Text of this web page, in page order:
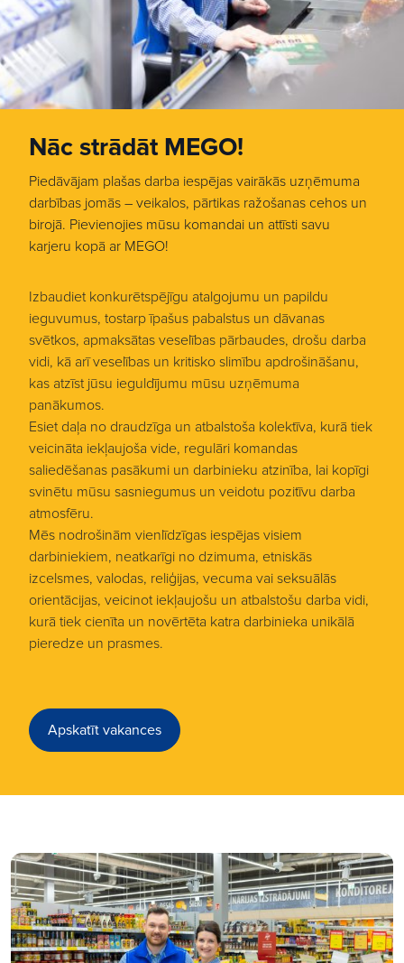
Nāc strādāt MEGO!
Piedāvājam plašas darba iespējas vairākās uzņēmuma
darbības jomās – veikalos, pārtikas ražošanas cehos un
birojā. Pievienojies mūsu komandai un attīsti savu
karjeru kopā ar MEGO!
Izbaudiet konkurētspējīgu atalgojumu un papildu
ieguvumus, tostarp īpašus pabalstus un dāvanas
svētkos, apmaksātas veselības pārbaudes, drošu darba
vidi, kā arī veselības un kritisko slimību apdrošināšanu,
kas atzīst jūsu ieguldījumu mūsu uzņēmuma
panākumos.
Esiet daļa no draudzīga un atbalstoša kolektīva, kurā tiek
veicināta iekļaujoša vide, regulāri komandas
saliedēšanas pasākumi un darbinieku atzinība, lai kopīgi
svinētu mūsu sasniegumus un veidotu pozitīvu darba
atmosfēru.
Mēs nodrošinām vienlīdzīgas iespējas visiem
darbiniekiem, neatkarīgi no dzimuma, etniskās
izcelsmes, valodas, reliģijas, vecuma vai seksuālās
orientācijas, veicinot iekļaujošu un atbalstošu darba vidi,
kurā tiek cienīta un novērtēta katra darbinieka unikālā
pieredze un prasmes.
Apskatīt vakances